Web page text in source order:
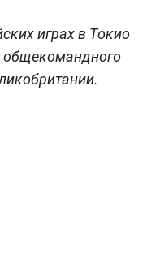
играх в Токио
общекомандного